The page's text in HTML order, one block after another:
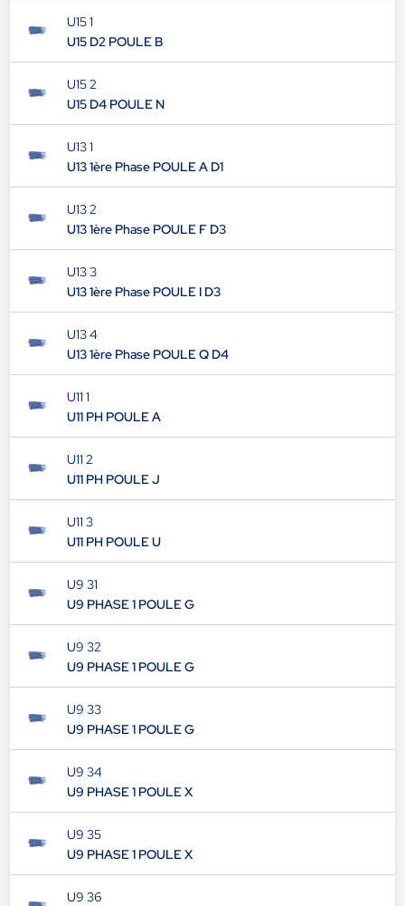
U15 1
U15 D2 POULE B
U15 2
U15 D4 POULE N
U13 1
U13 1ère Phase POULE A D1
U13 2
U13 1ère Phase POULE F D3
U13 3
U13 1ère Phase POULE I D3
U13 4
U13 1ère Phase POULE Q D4
U11 1
U11 PH POULE A
U11 2
U11 PH POULE J
U11 3
U11 PH POULE U
U9 31
U9 PHASE 1 POULE G
U9 32
U9 PHASE 1 POULE G
U9 33
U9 PHASE 1 POULE G
U9 34
U9 PHASE 1 POULE X
U9 35
U9 PHASE 1 POULE X
U9 36